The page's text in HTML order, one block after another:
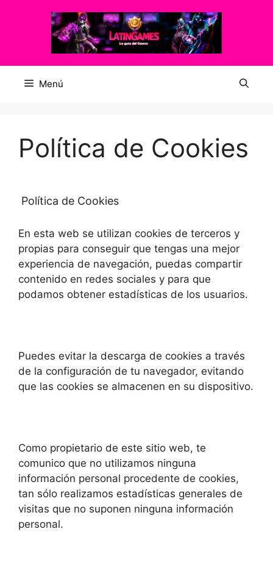
Menú
Política de Cookies
Política de Cookies
En esta web se utilizan cookies de terceros y
propias para conseguir que tengas una mejor
experiencia de navegación, puedas compartir
contenido en redes sociales y para que
podamos obtener estadísticas de los usuarios.
Puedes evitar la descarga de cookies a través
de la configuración de tu navegador, evitando
que las cookies se almacenen en su dispositivo.
Como propietario de este sitio web, te
comunico que no utilizamos ninguna
información personal procedente de cookies,
tan sólo realizamos estadísticas generales de
visitas que no suponen ninguna información
personal.